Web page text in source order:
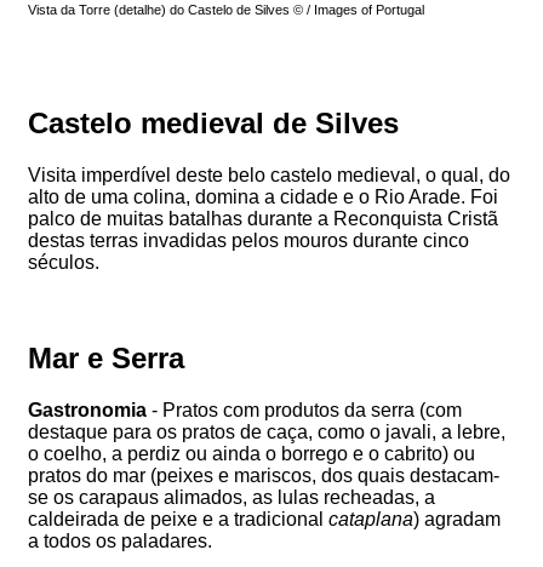
Vista da Torre (detalhe) do Castelo de Silves © / Images of Portugal
Castelo medieval de Silves
Visita imperdível deste belo castelo medieval, o qual, do
alto de uma colina, domina a cidade e o Rio Arade. Foi
palco de muitas batalhas durante a Reconquista Cristã
destas terras invadidas pelos mouros durante cinco
séculos.
Mar e Serra
Gastronomia - Pratos com produtos da serra (com
destaque para os pratos de caça, como o javali, a lebre,
o coelho, a perdiz ou ainda o borrego e o cabrito) ou
pratos do mar (peixes e mariscos, dos quais destacam-
se os carapaus alimados, as lulas recheadas, a
caldeirada de peixe e a tradicional cataplana) agradam
a todos os paladares.